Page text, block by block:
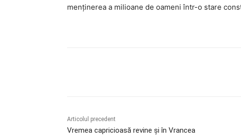
menținerea a milioane de oameni într-o stare
Articolul precedent
Vremea capricioasă revine și în Vrancea